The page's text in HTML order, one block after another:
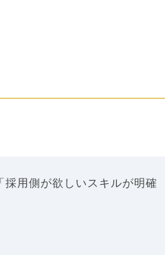
用側が欲しいスキルが明確